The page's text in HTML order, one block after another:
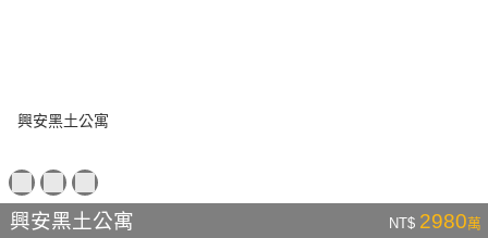
興安黑土公寓 NT$ 2980萬